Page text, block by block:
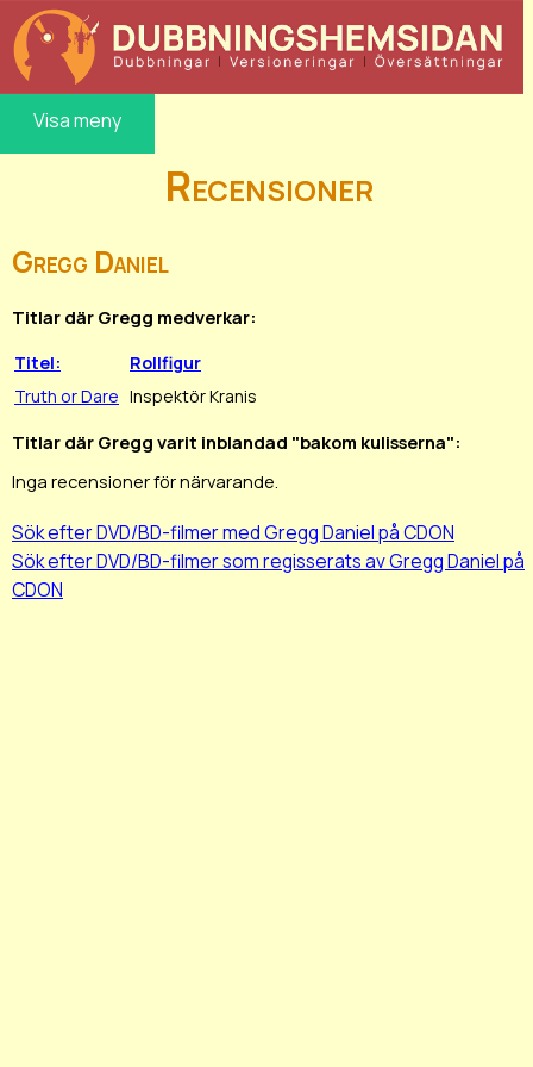
Visa meny
Recensioner
Gregg Daniel
Titlar där Gregg medverkar:
Titel:
Rollfigur
Truth or Dare Inspektör Kranis
Titlar där Gregg varit inblandad "bakom kulisserna":
Inga recensioner för närvarande.
Sök efter DVD/BD-filmer med Gregg Daniel på CDON
Sök efter DVD/BD-filmer som regisserats av Gregg Daniel på
CDON